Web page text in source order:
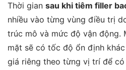
Thời gian sau khi tiêm filler
nhiều vào từng vùng điều trị
trúc mô và mức độ vận động.
mặt sẽ có tốc độ ổn định
giá riêng theo từng vị trí để có